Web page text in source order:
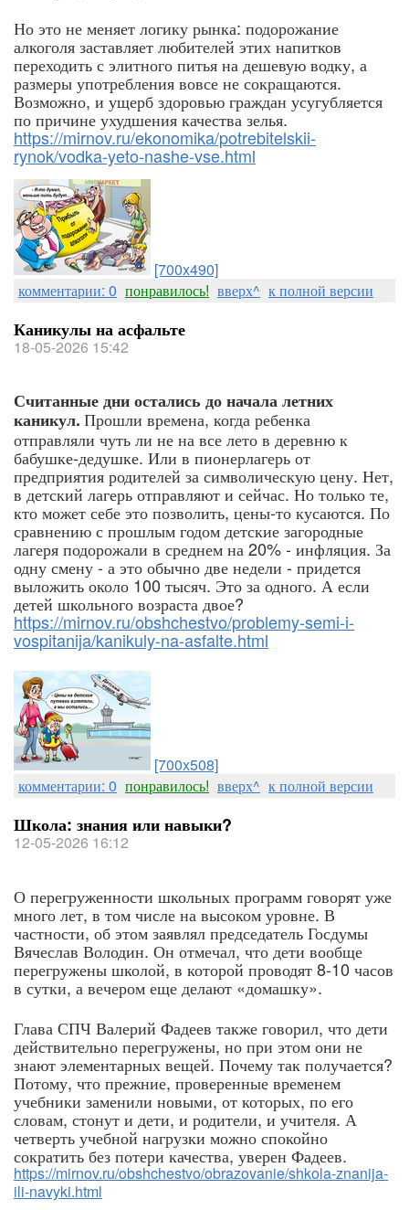
Но это не меняет логику рынка: подорожание
алкоголя заставляет любителей этих напитков
переходить с элитного питья на дешевую водку, а
размеры употребления вовсе не сокращаются.
Возможно, и ущерб здоровью граждан усугубляется
по причине ухудшения качества зелья.
https://mirnov.ru/ekonomika/potrebitelskii-
rynok/vodka-yeto-nashe-vse.html
[700x490]
комментарии: 0 понравилось! вверх^ к полной версии
Каникулы на асфальте
18-05-2026 15:42
Считанные дни остались до начала летних
каникул.Прошли времена, когда ребенка
отправляли чуть ли не на все лето в деревню к
бабушке-дедушке. Или в пионерлагерь от
предприятия родителей за символическую цену. Нет,
в детский лагерь отправляют и сейчас. Но только те,
кто может себе это позволить, цены-то кусаются. По
сравнению с прошлым годом детские загородные
лагеря подорожали в среднем на 20% - инфляция. За
одну смену - а это обычно две недели - придется
выложить около 100 тысяч. Это за одного. А если
детей школьного возраста двое?
https://mirnov.ru/obshchestvo/problemy-semi-i-
vospitanija/kanikuly-na-asfalte.html
[700x508]
комментарии: 0 понравилось! вверх^ к полной версии
Школа: знания или навыки?
12-05-2026 16:12
О перегруженности школьных программ говорят уже
много лет, в том числе на высоком уровне. В
частности, об этом заявлял председатель Госдумы
Вячеслав Володин. Он отмечал, что дети вообще
перегружены школой, в которой проводят 8-10 часов
в сутки, а вечером еще делают «домашку».
Глава СПЧ Валерий Фадеев также говорил, что дети
действительно перегружены, но при этом они не
знают элементарных вещей. Почему так получается?
Потому, что прежние, проверенные временем
учебники заменили новыми, от которых, по его
словам, стонут и дети, и родители, и учителя. А
четверть учебной нагрузки можно спокойно
сократить без потери качества, уверен Фадеев.
https://mirnov.ru/obshchestvo/obrazovanie/shkola-znanija-
ili-navyki.html